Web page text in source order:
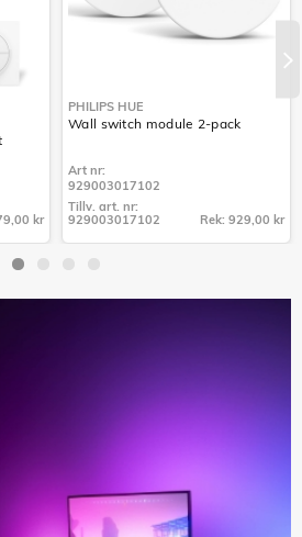
kr
PHILIPS HUE
Wall switch module 2-pack
Art nr:
929003017102
929003017102
Tillv. art. nr:
929003017102
Rek: 929,00 kr